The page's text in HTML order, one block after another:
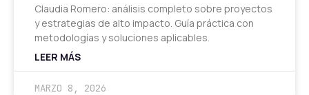
Claudia Romero: análisis completo sobre proyectos
y estrategias de alto impacto. Guía práctica con
metodologías y soluciones aplicables.
LEER MÁS
MARZO 8, 2026